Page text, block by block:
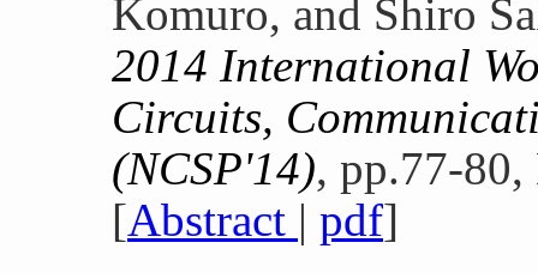
Komuro, and Shiro
2014 International
Circuits,
(NCSP'14), pp.77-
[Abstract | pdf]